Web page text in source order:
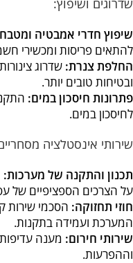
שיפוץ חדרי אמבטיה
להתאים פריסות ומכשירי
החלפת צנרת: שדרוג
ובטיחות טובים יותר.
פתרונות חיסכון במים:
לחיסכון במים.
שירותי אינסטלציה
תכנון והתקנה של מערכות:
על הצרכים הספציפיים של
חוזי תחזוקה: הסכמי שירות
המערכת ועמידה בתקנות.
שירותי חירום: מענה
וההפרעות.